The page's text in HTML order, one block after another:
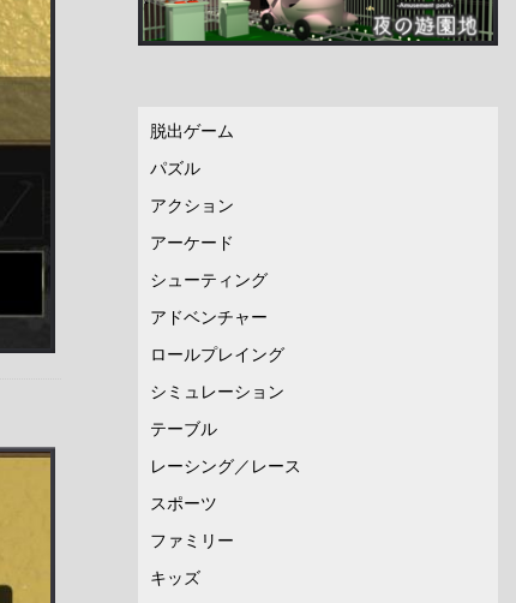
脱出ゲーム
パズル
アクション
アーケード
シューティング
アドベンチャー
ロールプレイング
シミュレーション
テーブル
レーシング／レース
スポーツ
ファミリー
キッズ